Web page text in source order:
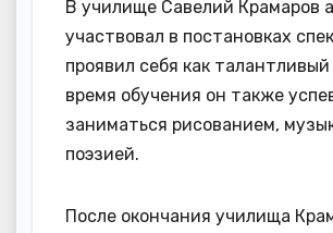
В училище Савелий Крамаров
участвовал в постановках
проявил себя как
время обучения он также
заниматься рисованием,
поэзией.
После окончания училища